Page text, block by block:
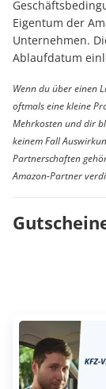
Eigentum der
Unternehmen.
Ablaufdatum
Wenn du über einen
oftmals eine kleine
Mehrkosten und dir
keinem Fall
Partnerschaften
Amazon-Partner